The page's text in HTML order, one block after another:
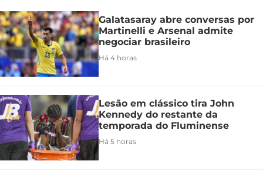
Galatasaray abre conversas por
Martinelli e Arsenal admite
negociar brasileiro
Há 4 horas
Lesão em clássico tira John
Kennedy do restante da
temporada do Fluminense
Há 5 horas